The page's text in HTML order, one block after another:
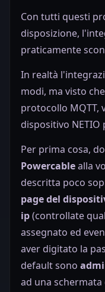
Con tutti questi
disposizione,
praticamente
In realtà
modi, ma visto
protocollo MQTT,
dispositivo
Per prima cosa,
Powercablealla
descritta poco
page del
ip(controllate
assegnato ed
aver digitato la
default sono
ad una schermata